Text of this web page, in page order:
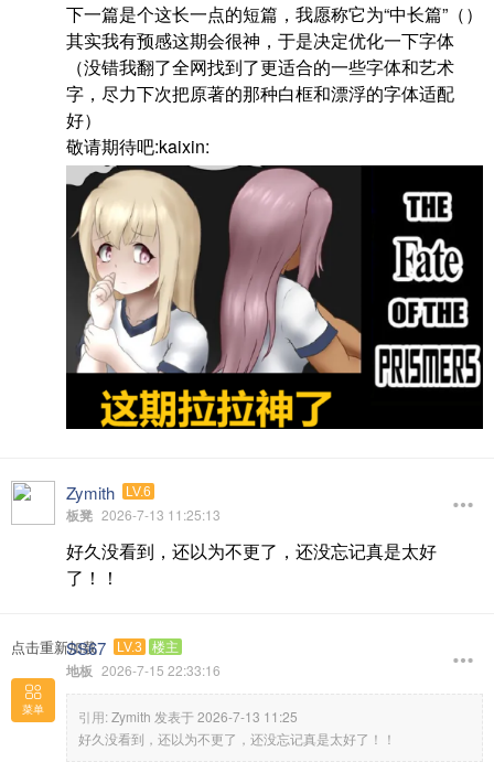
下一篇是个这长一点的短篇，我愿称它为“中长篇”（）
其实我有预感这期会很神，于是决定优化一下字体
（没错我翻了全网找到了更适合的一些字体和艺术
字，尽力下次把原著的那种白框和漂浮的字体适配
好）
敬请期待吧:kaixin:
Zymith LV.6
板凳 2026-7-13 11:25:13
好久没看到，还以为不更了，还没忘记真是太好
了！！
点击重新加载
SS67 LV.3 楼主
地板 2026-7-15 22:33:16
引用: Zymith 发表于 2026-7-13 11:25
好久没看到，还以为不更了，还没忘记真是太好了！！
菜单